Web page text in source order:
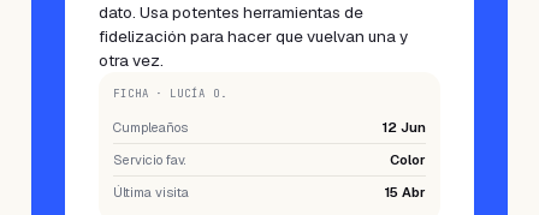
dato. Usa potentes herramientas de
fidelización para hacer que vuelvan una y
otra vez.
FICHA · LUCÍA O.
Cumpleaños
12 Jun
Servicio fav.
Color
Última visita
15 Abr